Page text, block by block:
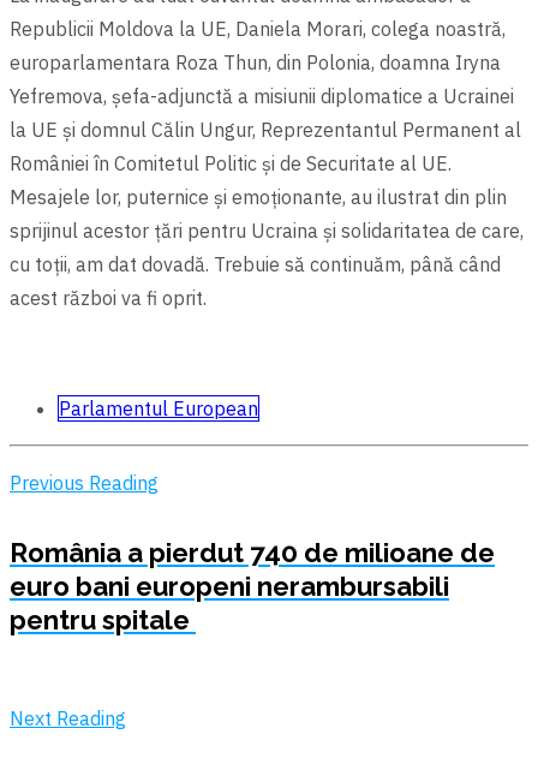
Republicii Moldova la UE, Daniela Morari, colega noastră,
europarlamentara Roza Thun, din Polonia, doamna Iryna
Yefremova, șefa-adjunctă a misiunii diplomatice a Ucrainei
la UE și domnul Călin Ungur, Reprezentantul Permanent al
României în Comitetul Politic și de Securitate al UE.
Mesajele lor, puternice şi emoționante, au ilustrat din plin
sprijinul acestor țări pentru Ucraina şi solidaritatea de care,
cu toții, am dat dovadă. Trebuie să continuăm, până când
acest război va fi oprit.
Parlamentul European
Previous Reading
România a pierdut 740 de milioane de
euro bani europeni nerambursabili
pentru spitale
Next Reading